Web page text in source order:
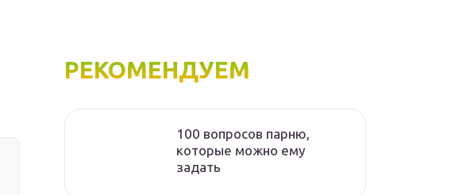
РЕКОМЕНДУЕМ
100 вопросов парню,
которые можно ему
задать